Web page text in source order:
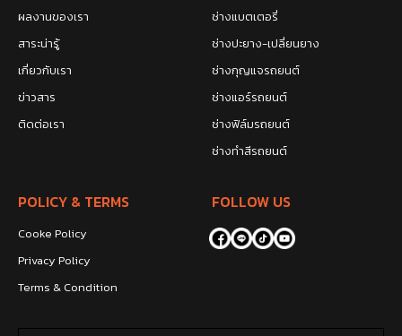
ผลงานของเรา
สาระน่ารู้
เกี่ยวกับเรา
ข่าวสาร
ติดต่อเรา
ช่างแบตเตอรี่
ช่างปะยาง-เปลี่ยนยาง
ช่างกุญแจรถยนต์
ช่างแอร์รถยนต์
ช่างฟิล์มรถยนต์
ช่างทำสีรถยนต์
POLICY & TERMS
Cooke Policy
Privacy Policy
Terms & Condition
FOLLOW US